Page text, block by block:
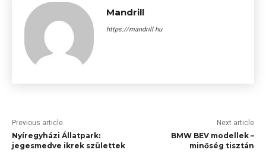
Mandrill
https://mandrill.hu
Previous article
Nyíregyházi Állatpark:
jegesmedve ikrek születtek
Next article
BMW BEV modellek –
minőség tisztán